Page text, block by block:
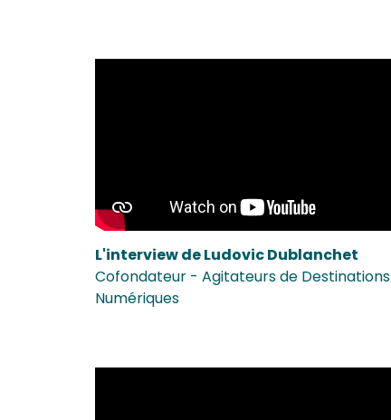
L'interview de Ludovic Dublanchet
Cofondateur - Agitateurs de Destinations
Numériques